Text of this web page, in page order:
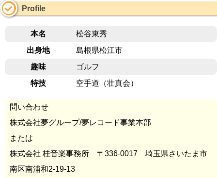
Profile
本名
松谷東秀
出身地
島根県松江市
趣味
ゴルフ
特技
空手道（壮真会）
問い合わせ
株式会社夢グループ/夢レコード事業本部
または
株式会社 桂音楽事務所 〒336-0017 埼玉県さいたま市
南区南浦和2-19-13